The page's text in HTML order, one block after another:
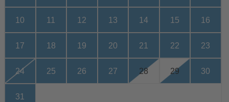
10 11 12 13 14 15 16
17 18 19 20 21 22 23
24 25 26 27 28 29 30
31